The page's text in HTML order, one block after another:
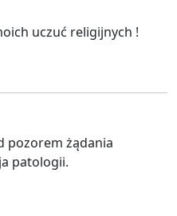
uczuć religijnych !
pozorem żądania
patologii.